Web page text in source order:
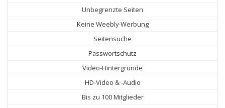
Unbegrenzte Seiten
Keine Weebly-Werbung
Seitensuche
Passwortschutz
Video-Hintergründe
HD-Video & -Audio
Bis zu 100 Mitglieder